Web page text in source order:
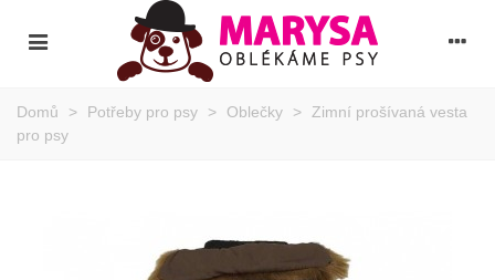
Domů > Potřeby pro psy > Oblečky >
Zimní prošívaná vesta
pro psy